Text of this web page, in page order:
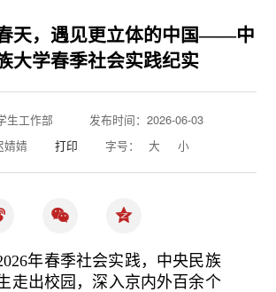
天，遇见更立体的中国——中
大学春季社会实践纪实
生工作部
发布时间：2026-06-03
婧婧
打印 字号： 大 小
年春季社会实践，中央民族
走出校园，深入京内外百余个